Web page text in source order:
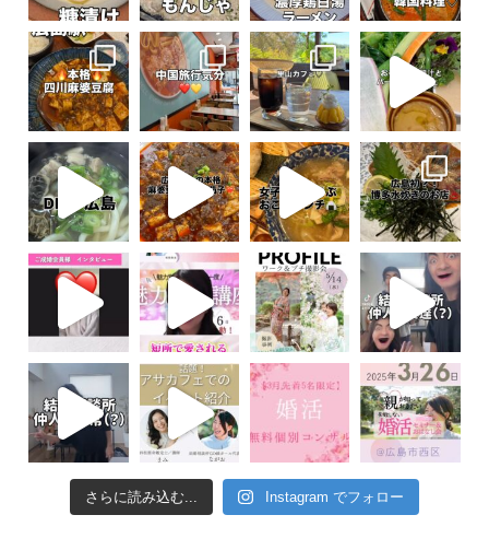
さらに読み込む... Instagram でフォロー